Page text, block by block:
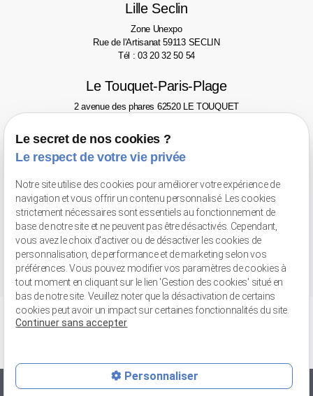
Lille Seclin
Zone Unexpo
Rue de l'Artisanat59113 SECLIN
Tél : 03 20 32 50 54
Le Touquet-Paris-Plage
2 avenue des phares 62520 LE TOUQUET
Valenciennes
Tél : 03 66 20 02 52
Retrait de marchandises
56 bis rue Jean-Chemin 59148 FLINES-LEZ-RACHES
Tél : 03 27 89 04 31
Vente avec ou sans pose
Le secret de nos cookies ?
Le respect de votre vie privée
Notre site utilise des cookies pour améliorer votre expérience de
navigation et vous offrir un contenu personnalisé. Les cookies
strictement nécessaires sont essentiels au fonctionnement de
base de notre site et ne peuvent pas être désactivés. Cependant,
vous avez le choix d'activer ou de désactiver les cookies de
personnalisation, de performance et de marketing selon vos
préférences. Vous pouvez modifier vos paramètres de cookies à
tout moment en cliquant sur le lien 'Gestion des cookies' situé en
bas de notre site. Veuillez noter que la désactivation de certains
cookies peut avoir un impact sur certaines fonctionnalités du site.
Continuer sans accepter
Personnaliser